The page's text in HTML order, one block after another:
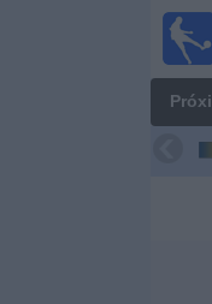
Uruguay